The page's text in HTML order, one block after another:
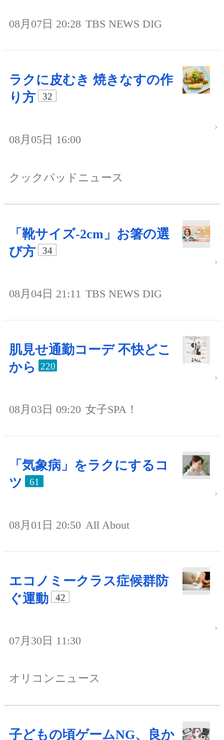
08月07日 20:28 TBS NEWS DIG
ラクに皮むき 焼きなすの作
り方
32
08月05日 16:00
クックパッドニュース
「靴サイズ-2cm」お箸の選
び方
34
08月04日 21:11 TBS NEWS DIG
肌見せ通勤コーデ 不快どこ
から
220
08月03日 09:20 女子SPA！
「気象病」をラクにするコ
ツ
61
08月01日 20:50 All About
エコノミークラス症候群防
ぐ運動
42
07月30日 11:30
オリコンニュース
子どもの頃ゲームNG、良か